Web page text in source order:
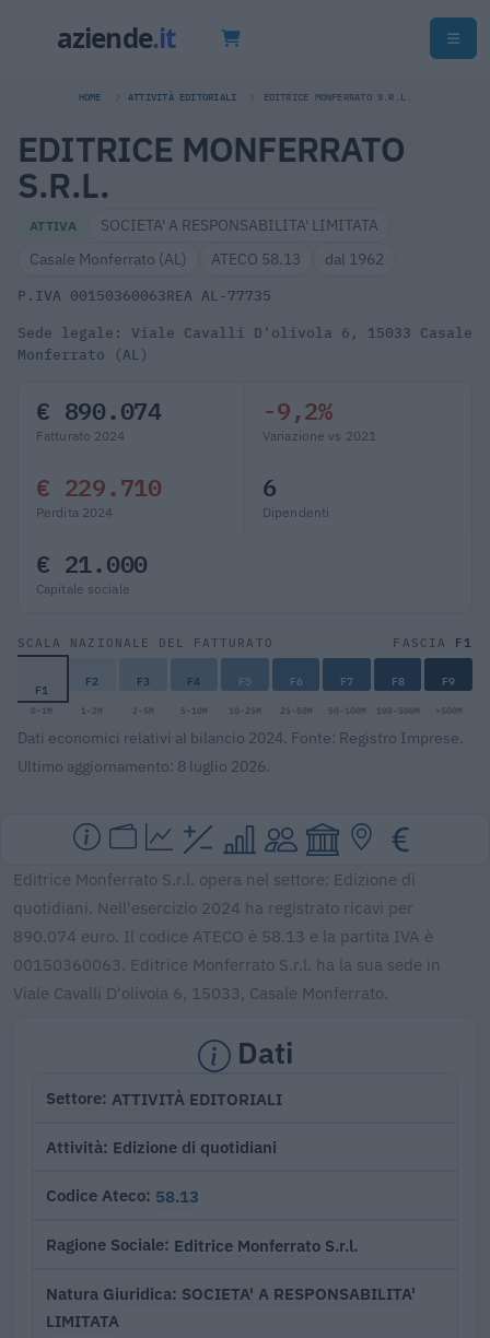
HOME ATTIVITÀ EDITORIALI EDITRICE MONFERRATO S.R.L.
EDITRICE MONFERRATO
S.R.L.
ATTIVA
SOCIETA' A RESPONSABILITA' LIMITATA
Casale Monferrato (AL)
ATECO 58.13 dal 1962
P.IVA 00150360063REA AL-77735
Sede legale: Viale Cavalli D'olivola 6, 15033 Casale
Monferrato (AL)
€ 890.074
Fatturato 2024
-9,2%
Variazione vs 2021
€ 229.710
Perdita 2024
6
Dipendenti
€ 21.000
Capitale sociale
SCALA NAZIONALE DEL FATTURATO FASCIA F1
F1 F2 F3 F4 F5 F6 F7 F8 F9
0-1M 1-2M 2-5M 5-10M 10-25M 25-50M 50-100M 100-500M >500M
Dati economici relativi al bilancio 2024. Fonte: Registro Imprese.
Ultimo aggiornamento: 8 luglio 2026.
Editrice Monferrato S.r.l. opera nel settore: Edizione di
quotidiani. Nell'esercizio 2024 ha registrato ricavi per
890.074 euro. Il codice ATECO è 58.13 e la partita IVA è
00150360063. Editrice Monferrato S.r.l. ha la sua sede in
Viale Cavalli D'olivola 6, 15033, Casale Monferrato.
Dati
Settore ATTIVITÀ EDITORIALI
Attività Edizione di quotidiani
Codice Ateco 58.13
Ragione Sociale Editrice Monferrato S.r.l.
Natura Giuridica SOCIETA' A RESPONSABILITA'
LIMITATA